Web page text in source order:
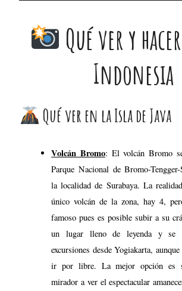
Qué ver y
Indonesia
Qué ver en la Isla de Java
Volcán Bromo: El volcán Bromo
Parque Nacional de Bromo-
la localidad de Surabaya. La
único volcán de la zona, hay 4,
famoso pues es posible subir a su
un lugar lleno de leyenda y se
excursiones desde Yogiakarta,
ir por libre. La mejor opción es
mirador a ver el espectacular